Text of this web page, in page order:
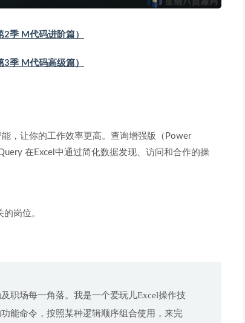
季 M代码进阶篇）
季 M代码高级篇）
，让你的工作效率更高。查询增强版（Power
在Excel中通过简化数据发现、访问和合作的操
岗位。
职场每一角落。我是一个爱玩儿Excel操作技
能命令，按照某种逻辑顺序组合使用，来完